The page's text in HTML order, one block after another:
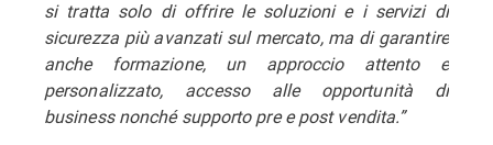
si tratta solo di offrire le soluzioni e i servizi di
sicurezza più avanzati sul mercato, ma di garantire
anche formazione, un approccio attento e
personalizzato, accesso alle opportunità di
business nonché supporto pre e post vendita.”